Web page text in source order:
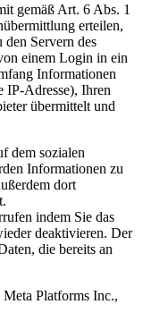
gemäß Art. 6 Abs. 1
erteilen,
Servern des
einem Login in ein
Informationen
IP-Adresse), Ihren
übermittelt und
dem sozialen
Informationen zu
dort
indem Sie das
deaktivieren. Der
die bereits an
Platforms Inc.,